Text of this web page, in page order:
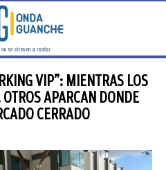
VIP”: MIENTRAS LOS
APARCAN DONDE
CERRADO